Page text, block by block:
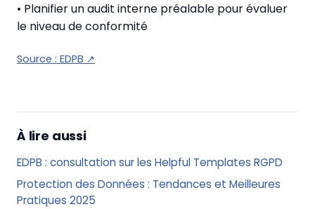
• Planifier un audit interne préalable pour évaluer
le niveau de conformité
Source : EDPB ↗
À lire aussi
EDPB : consultation sur les Helpful Templates RGPD
Protection des Données : Tendances et Meilleures
Pratiques 2025